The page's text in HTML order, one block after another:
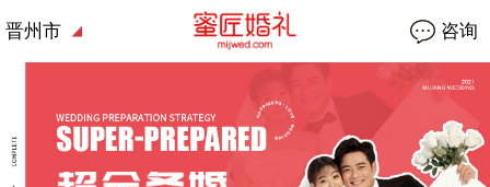
晋州市 咨询